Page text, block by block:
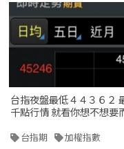
台指夜盤最低４４３６２
千點行情 就看你想不想要
台指期 加權指數